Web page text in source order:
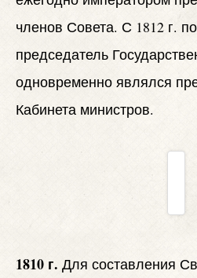
членов Совета. С 1812 г.
председатель
одновременно являлся
Кабинета министров.
1810 г. Для составления